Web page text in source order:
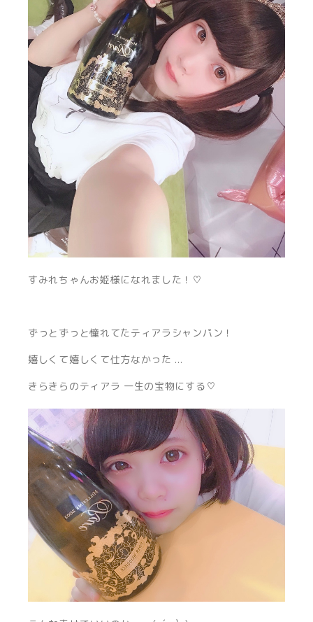
すみれちゃんお姫様になれました！♡
ずっとずっと憧れてたティアラシャンパン！
嬉しくて嬉しくて仕方なかった ...
きらきらのティアラ 一生の宝物にする♡